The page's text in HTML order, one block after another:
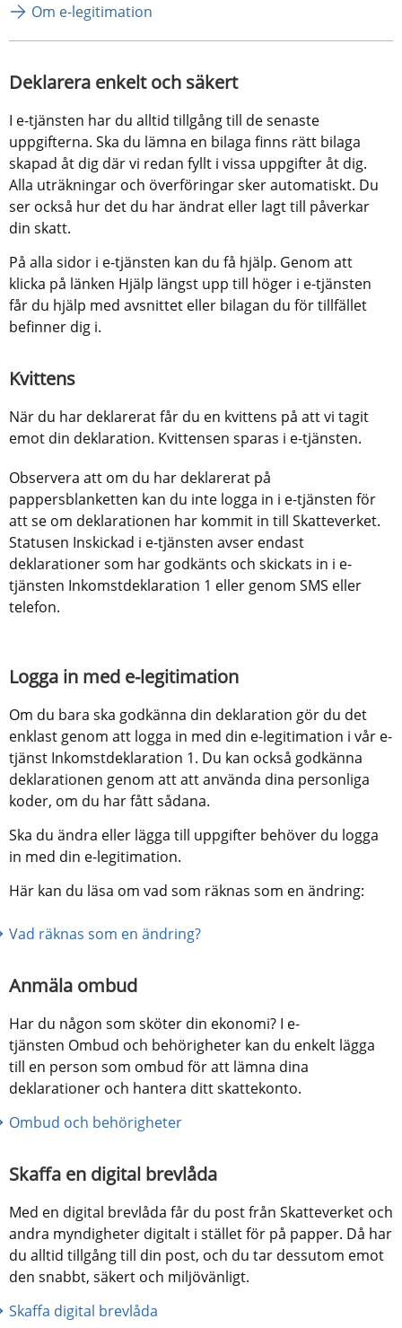
Om e-legitimation
Deklarera enkelt och säkert
I e-tjänsten har du alltid tillgång till de senaste
uppgifterna. Ska du lämna en bilaga finns rätt bilaga
skapad åt dig där vi redan fyllt i vissa uppgifter åt dig.
Alla uträkningar och överföringar sker automatiskt. Du
ser också hur det du har ändrat eller lagt till påverkar
din skatt.
På alla sidor i e-tjänsten kan du få hjälp. Genom att
klicka på länken Hjälp längst upp till höger i e-tjänsten
får du hjälp med avsnittet eller bilagan du för tillfället
befinner dig i.
Kvittens
När du har deklarerat får du en kvittens på att vi tagit
emot din deklaration. Kvittensen sparas i e-tjänsten.
Observera att om du har deklarerat på
pappersblanketten kan du inte logga in i e-tjänsten för
att se om deklarationen har kommit in till Skatteverket.
Statusen Inskickad i e-tjänsten avser endast
deklarationer som har godkänts och skickats in i e-
tjänsten Inkomstdeklaration 1 eller genom SMS eller
telefon.
Logga in med e-legitimation
Om du bara ska godkänna din deklaration gör du det
enklast genom att logga in med din e-legitimation i vår e-
tjänst Inkomstdeklaration 1. Du kan också godkänna
deklarationen genom att att använda dina personliga
koder, om du har fått sådana.
Ska du ändra eller lägga till uppgifter behöver du logga
in med din e-legitimation.
Här kan du läsa om vad som räknas som en ändring:
Vad räknas som en ändring?
Anmäla ombud
Har du någon som sköter din ekonomi? I e-
tjänsten Ombud och behörigheter kan du enkelt lägga
till en person som ombud för att lämna dina
deklarationer och hantera ditt skattekonto.
Ombud och behörigheter
Skaffa en digital brevlåda
Med en digital brevlåda får du post från Skatteverket och
andra myndigheter digitalt i stället för på papper. Då har
du alltid tillgång till din post, och du tar dessutom emot
den snabbt, säkert och miljövänligt.
Skaffa digital brevlåda